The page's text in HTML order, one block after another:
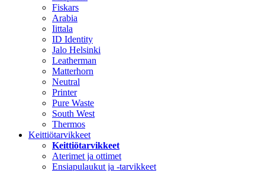
Fiskars
Arabia
Iittala
ID Identity
Jalo Helsinki
Leatherman
Matterhorn
Neutral
Printer
Pure Waste
South West
Thermos
Keittiötarvikkeet
Keittiötarvikkeet
Aterimet ja ottimet
Ensiapulaukut ja -tarvikkeet